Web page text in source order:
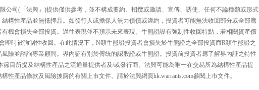
公司(「法興」)提供僅供參考，並不構成要約、招攬或邀請、宣傳、誘使、任何不論種類或形式
構性產品並無抵押品。如發行人或擔保人無力償債或違約，投資者可能無法收回部分或全部應
機會損失全部投資。過往表現並不預示未來表現。牛熊證設有強制性收回特點，若相關資產價
即時被強制性收回。在此情況下，N類牛熊證投資者會損失於牛熊證之全部投資而R類牛熊證之
險並諮詢專業顧問。界內証有別於傳統的認股證或牛熊證。投資前投資者應了解界內証之特性
目所提及結構性產品之流通量提供者及/或發行商。法興可能為唯一在交易所為結構性產品提
性產品條款及風險披露的有關上市文件。請於法興網頁hk.warrants.com參閱上市文件。